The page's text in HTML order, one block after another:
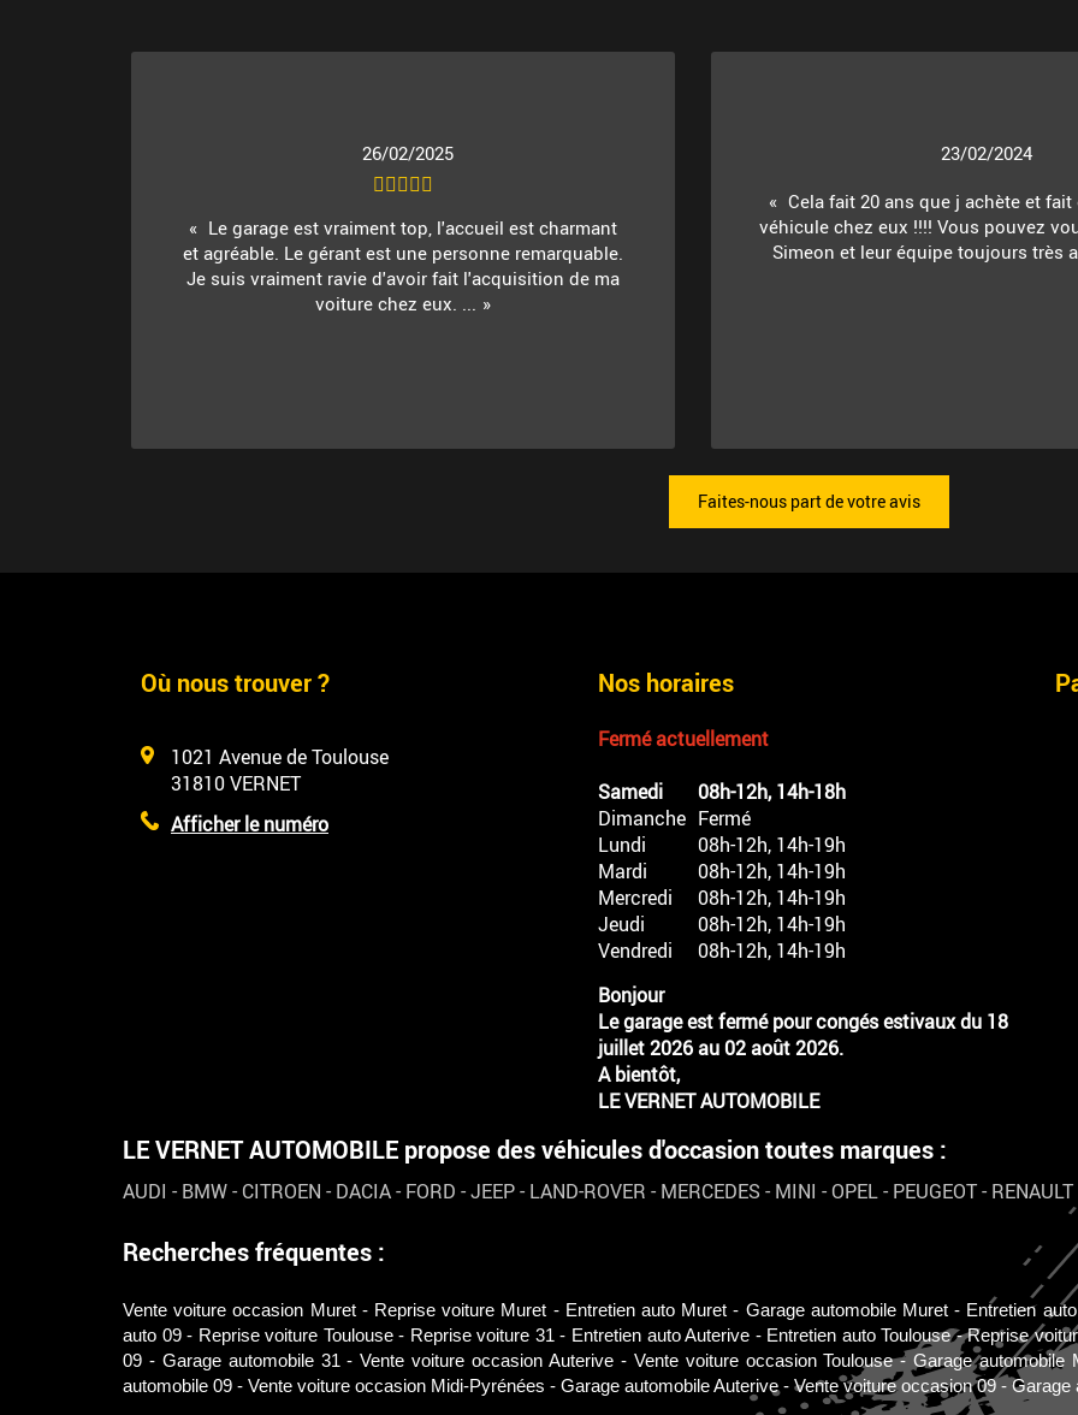
26/02/2025
Le garage est vraiment top, l'accueil est charmant
et agréable. Le gérant est une personne remarquable.
Je suis vraiment ravie d'avoir fait l'acquisition de ma
voiture chez eux. ...
23/02/2024
Cela fait 20 ans que j achète et
véhicule chez eux !!!! Vous pouvez
Simeon et leur équipe toujours très
Faites-nous part de votre avis
Où nous trouver ?
1021 Avenue de Toulouse
31810VERNET
Afficher le numéro
Nos horaires
Fermé actuellement
Samedi
08h-12h, 14h-18h
Dimanche Fermé
Lundi
08h-12h, 14h-19h
Mardi
08h-12h, 14h-19h
Mercredi
08h-12h, 14h-19h
Jeudi
08h-12h, 14h-19h
Vendredi
08h-12h, 14h-19h
Bonjour
Le garage est fermé pour congés estivaux du 18
juillet 2026 au 02 août 2026.
A bientôt,
LE VERNET AUTOMOBILE
LE VERNET AUTOMOBILE propose des véhicules d'occasion toutes marques :
AUDI - BMW- CITROEN - DACIA- FORD -JEEP- LAND-ROVER - MERCEDES - MINI - OPEL - PEUGEOT- RENAULT
Recherches fréquentes :
Vente voiture occasion Muret Reprise voiture Muret Entretien auto Muret Garage automobile Muret
Entretien
auto 09
Reprise voiture Toulouse Reprise voiture 31 Entretien auto Auterive Entretien auto Toulouse
Reprise
09
Garage automobile 31 Vente voiture occasion Auterive Vente voiture occasion Toulouse
Garage automobile
automobile 09
Vente voiture occasion Midi-Pyrénées Garage automobile Auterive Vente voiture occasion 09 Garage